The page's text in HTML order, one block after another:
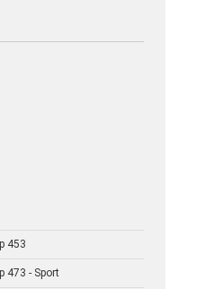
453
473 - Sport